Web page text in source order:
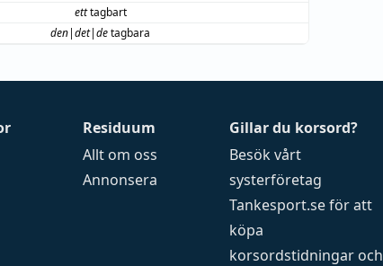
etttagbart
den|det|detagbara
Residuum
Allt om oss
Annonsera
Gillar du korsord?
Besök vårt
systerföretag
Tankesport.seför att
köpa
korsordstidningar och